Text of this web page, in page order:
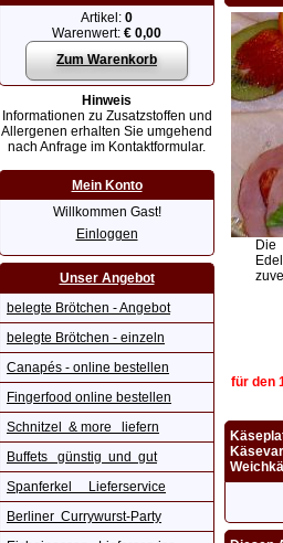
Artikel: 0
Warenwert: € 0,00
Zum Warenkorb
Hinweis
Informationen zu Zusatzstoffen und
Allergenen erhalten Sie umgehend
nach Anfrage im Kontaktformular.
Mein Konto
Willkommen Gast!
Einloggen
Unser Angebot
belegte Brötchen - Angebot
belegte Brötchen - einzeln
Canapés - online bestellen
Fingerfood online bestellen
Schnitzel & more liefern
Buffets günstig und gut
Spanferkel Lieferservice
Berliner Currywurst-Party
für den